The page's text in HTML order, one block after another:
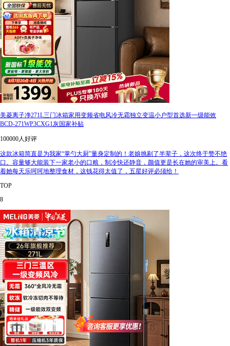
美菱离子净271L三门冰箱家用变频省电风冷无霜独立变温小户型首选新一级能效
BCD-271WP3CXG1灰国家补贴
100000人好评
这款冰箱简直是为我家“掌勺大厨”量身定制的！老娘挑剔了半辈子，这次终于赞不绝
口。容量够大能装下一家老小的口粮，制冷快还静音，颜值更是长在她的审美上。看
着她每天乐呵呵地整理食材，这钱花得太值了，五星好评必须给！
TOP
8